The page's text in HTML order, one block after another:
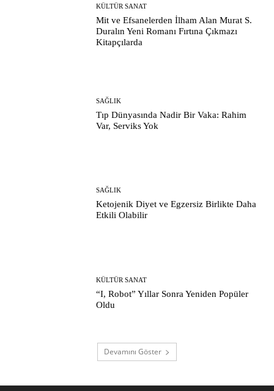
KÜLTÜR SANAT
Mit ve Efsanelerden İlham Alan Murat S.
Duralın Yeni Romanı Fırtına Çıkmazı
Kitapçılarda
SAĞLIK
Tıp Dünyasında Nadir Bir Vaka: Rahim
Var, Serviks Yok
SAĞLIK
Ketojenik Diyet ve Egzersiz Birlikte Daha
Etkili Olabilir
KÜLTÜR SANAT
“I, Robot” Yıllar Sonra Yeniden Popüler
Oldu
Devamını Göster